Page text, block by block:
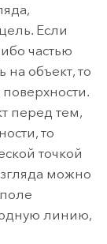
Если
частью
на объект, то
перед тем,
то
точкой
можно
линию,